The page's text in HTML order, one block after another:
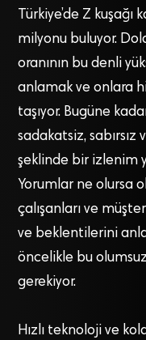
Türkiye’de Z
milyonu buluyor.
oranının bu denli
anlamak ve onlara
taşıyor. Bugüne
sadakatsiz,
şeklinde bir izlenim
Yorumlar ne olursa
çalışanları ve
ve beklentilerini
öncelikle bu
gerekiyor.
Hızlı teknoloji ve